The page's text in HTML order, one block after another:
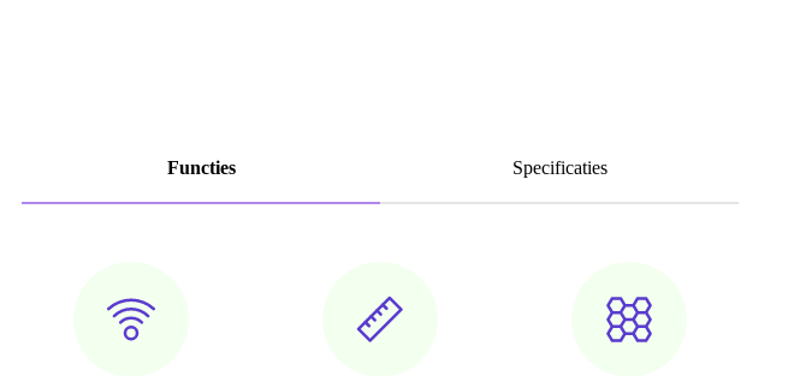
Functies Specificaties